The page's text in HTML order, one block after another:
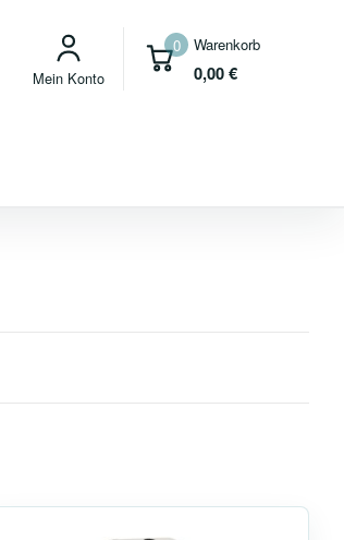
0 Warenkorb
0,00€
Mein Konto